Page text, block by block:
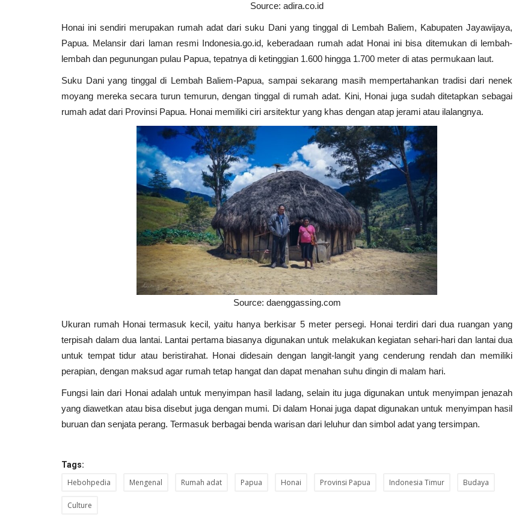
Source: adira.co.id
Honai ini sendiri merupakan rumah adat dari suku Dani yang tinggal di Lembah Baliem, Kabupaten Jayawijaya,
Papua. Melansir dari laman resmi Indonesia.go.id, keberadaan rumah adat Honai ini bisa ditemukan di lembah-
lembah dan pegunungan pulau Papua, tepatnya di ketinggian 1.600 hingga 1.700 meter di atas permukaan laut.
Suku Dani yang tinggal di Lembah Baliem-Papua, sampai sekarang masih mempertahankan tradisi dari nenek
moyang mereka secara turun temurun, dengan tinggal di rumah adat. Kini, Honai juga sudah ditetapkan sebagai
rumah adat dari Provinsi Papua. Honai memiliki ciri arsitektur yang khas dengan atap jerami atau ilalangnya.
Source: daenggassing.com
Ukuran rumah Honai termasuk kecil, yaitu hanya berkisar 5 meter persegi. Honai terdiri dari dua ruangan yang
terpisah dalam dua lantai. Lantai pertama biasanya digunakan untuk melakukan kegiatan sehari-hari dan lantai dua
untuk tempat tidur atau beristirahat. Honai didesain dengan langit-langit yang cenderung rendah dan memiliki
perapian, dengan maksud agar rumah tetap hangat dan dapat menahan suhu dingin di malam hari.
Fungsi lain dari Honai adalah untuk menyimpan hasil ladang, selain itu juga digunakan untuk menyimpan jenazah
yang diawetkan atau bisa disebut juga dengan mumi. Di dalam Honai juga dapat digunakan untuk menyimpan hasil
buruan dan senjata perang. Termasuk berbagai benda warisan dari leluhur dan simbol adat yang tersimpan.
Tags:
Hebohpedia Mengenal Rumah adat Papua Honai Provinsi Papua Indonesia Timur Budaya
Culture